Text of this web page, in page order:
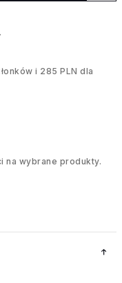
i 285 PLN dla
na wybrane produkty.